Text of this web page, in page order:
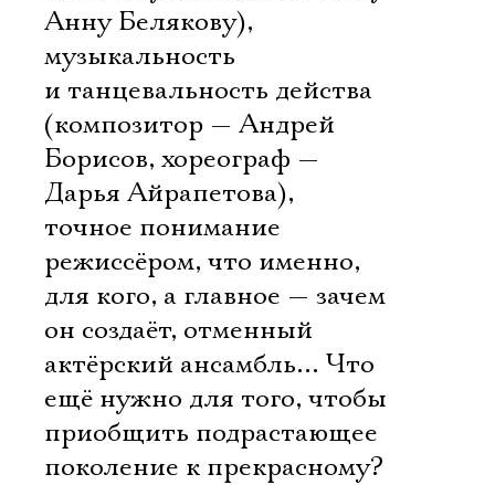
Анну Белякову),
музыкальность
и танцевальность действа
(композитор — Андрей
Борисов, хореограф —
Дарья Айрапетова),
точное понимание
режиссёром, что именно,
для кого, а главное — зачем
он создаёт, отменный
актёрский ансамбль… Что
ещё нужно для того, чтобы
приобщить подрастающее
поколение к прекрасному?